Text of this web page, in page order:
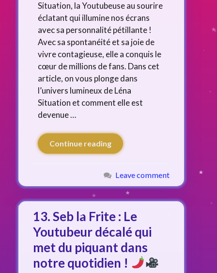
Situation, la Youtubeuse au sourire
éclatant qui illumine nos écrans
avec sa personnalité pétillante !
Avec sa spontanéité et sa joie de
vivre contagieuse, elle a conquis le
cœur de millions de fans. Dans cet
article, on vous plonge dans
l’univers lumineux de Léna
Situation et comment elle est
devenue …
Continue reading
Leave comment
13. Seb la Frite : Le
Youtubeur décalé qui
met du piquant dans
notre quotidien !